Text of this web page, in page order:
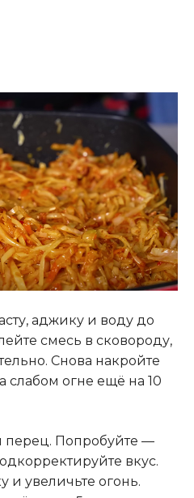
аджику и воду до
смесь в сковороду,
Снова накройте
слабом огне ещё на 10
перец. Попробуйте —
вкус.
и увеличьте огонь.